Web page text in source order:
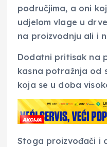
područjima, a oni
udjelom vlage u
na proizvodnju ali i
Dodatni pritisak na
kasna potražnja od
koja se u doba
Stoga proizvođači i